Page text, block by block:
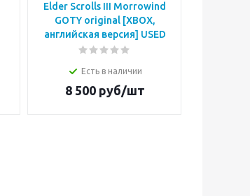
Elder Scrolls III Morrowind
GOTY original [XBOX,
английская версия] USED
Есть в наличии
8 500руб/шт